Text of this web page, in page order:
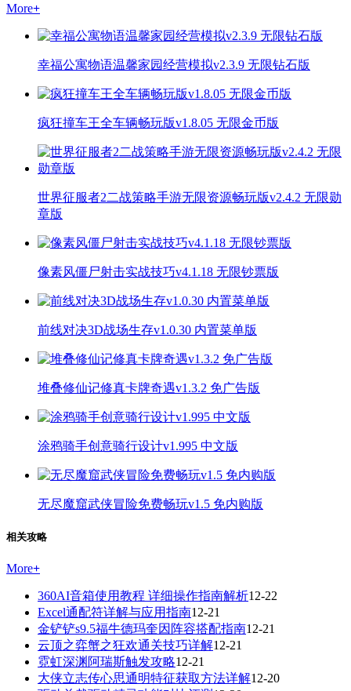
More+
幸福公寓物语温馨家园经营模拟v2.3.9 无限钻石版
疯狂撞车王全车辆畅玩版v1.8.05 无限金币版
世界征服者2二战策略手游无限资源畅玩版v2.4.2 无限勋
章版
像素风僵尸射击实战技巧v4.1.18 无限钞票版
前线对决3D战场生存v1.0.30 内置菜单版
堆叠修仙记修真卡牌奇遇v1.3.2 免广告版
涂鸦骑手创意骑行设计v1.995 中文版
无尽魔窟武侠冒险免费畅玩v1.5 免内购版
相关攻略
More+
360AI音箱使用教程 详细操作指南解析12-22
Excel通配符详解与应用指南12-21
金铲铲s9.5福牛德玛奎因阵容搭配指南12-21
云顶之弈蟹之狂欢通关技巧详解12-21
霓虹深渊阿瑞斯触发攻略12-21
大侠立志传心思通明特征获取方法详解12-20